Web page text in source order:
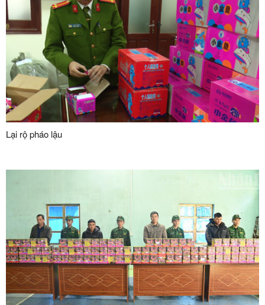
Lại rộ pháo lậu